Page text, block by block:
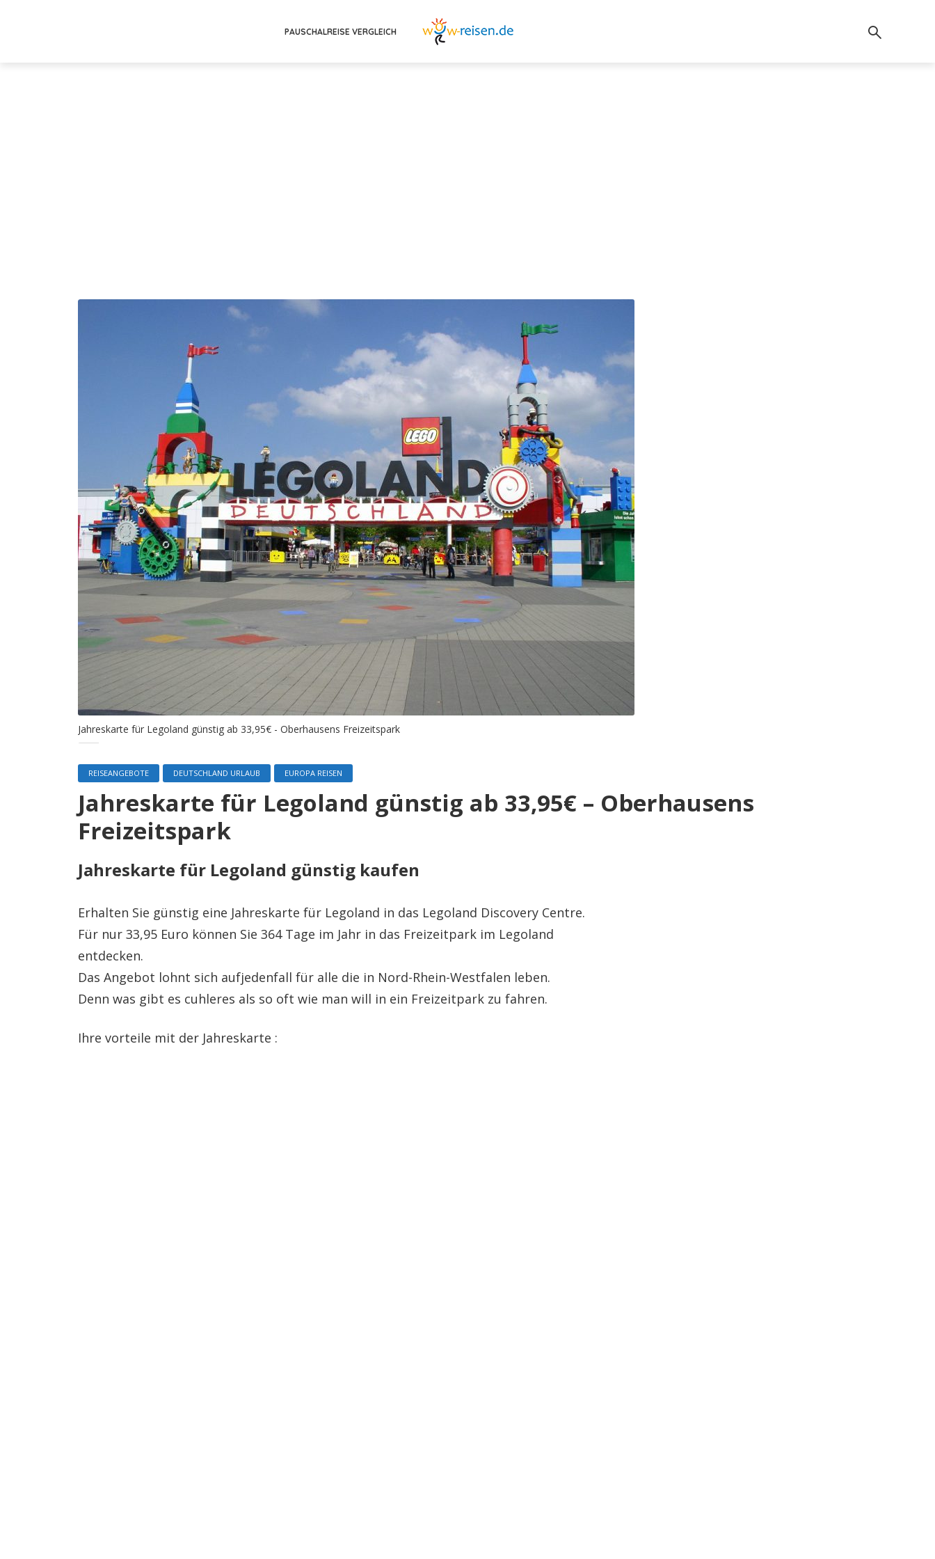
PAUSCHALREISE VERGLEICH
Jahreskarte für Legoland günstig ab 33,95€ - Oberhausens Freizeitspark
REISEANGEBOTE DEUTSCHLAND URLAUB EUROPA REISEN
Jahreskarte für Legoland günstig ab 33,95€ – Oberhausens
Freizeitspark
Jahreskarte für Legoland günstig kaufen
Erhalten Sie günstig eine Jahreskarte für Legoland in das Legoland Discovery Centre.
Für nur 33,95 Euro können Sie 364 Tage im Jahr in das Freizeitpark im Legoland
entdecken.
Das Angebot lohnt sich aufjedenfall für alle die in Nord-Rhein-Westfalen leben.
Denn was gibt es cuhleres als so oft wie man will in ein Freizeitpark zu fahren.
Ihre vorteile mit der Jahreskarte :